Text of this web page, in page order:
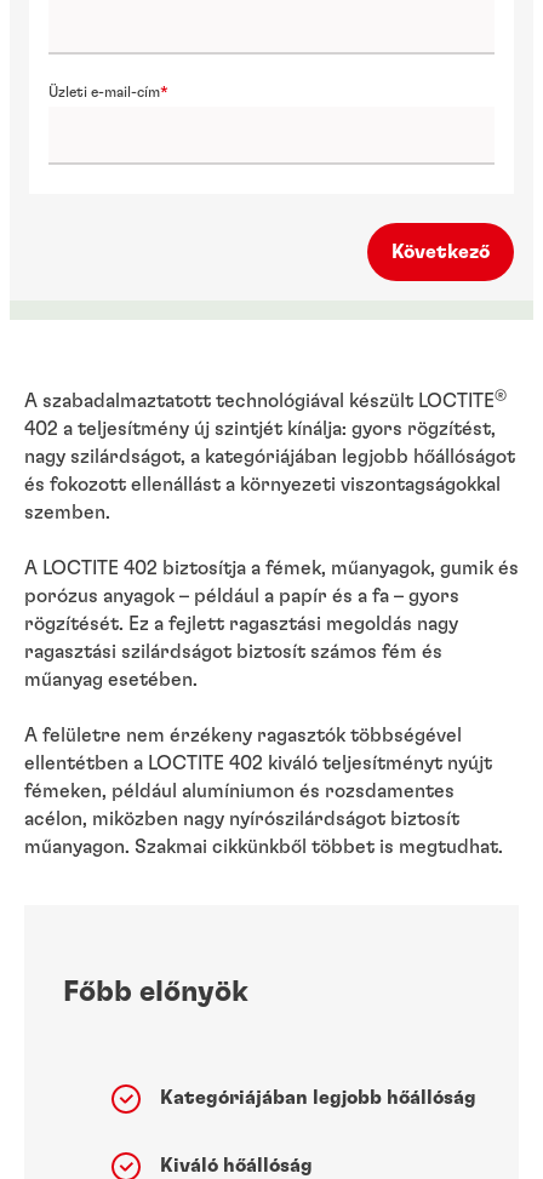
Üzleti e-mail-cím
Következő
A szabadalmaztatott technológiával készült LOCTITE®
402 a teljesítmény új szintjét kínálja: gyors rögzítést,
nagy szilárdságot, a kategóriájában legjobb hőállóságot
és fokozott ellenállást a környezeti viszontagságokkal
szemben.
A LOCTITE 402 biztosítja a fémek, műanyagok, gumik és
porózus anyagok – például a papír és a fa – gyors
rögzítését. Ez a fejlett ragasztási megoldás nagy
ragasztási szilárdságot biztosít számos fém és
műanyag esetében.
A felületre nem érzékeny ragasztók többségével
ellentétben a LOCTITE 402 kiváló teljesítményt nyújt
fémeken, például alumíniumon és rozsdamentes
acélon, miközben nagy nyírószilárdságot biztosít
műanyagon. Szakmai cikkünkből többet is megtudhat.
Főbb előnyök
Kategóriájában legjobb hőállóság
Kiváló hőállóság